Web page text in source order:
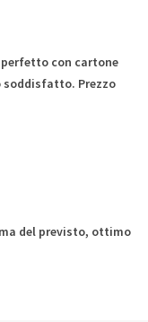
con cartone
Prezzo
del previsto, ottimo